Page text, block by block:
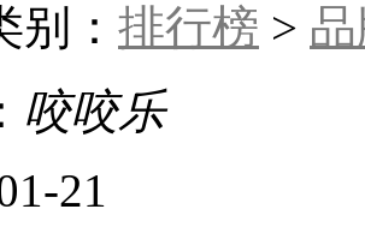
别： 排行榜 >
咬咬乐
21